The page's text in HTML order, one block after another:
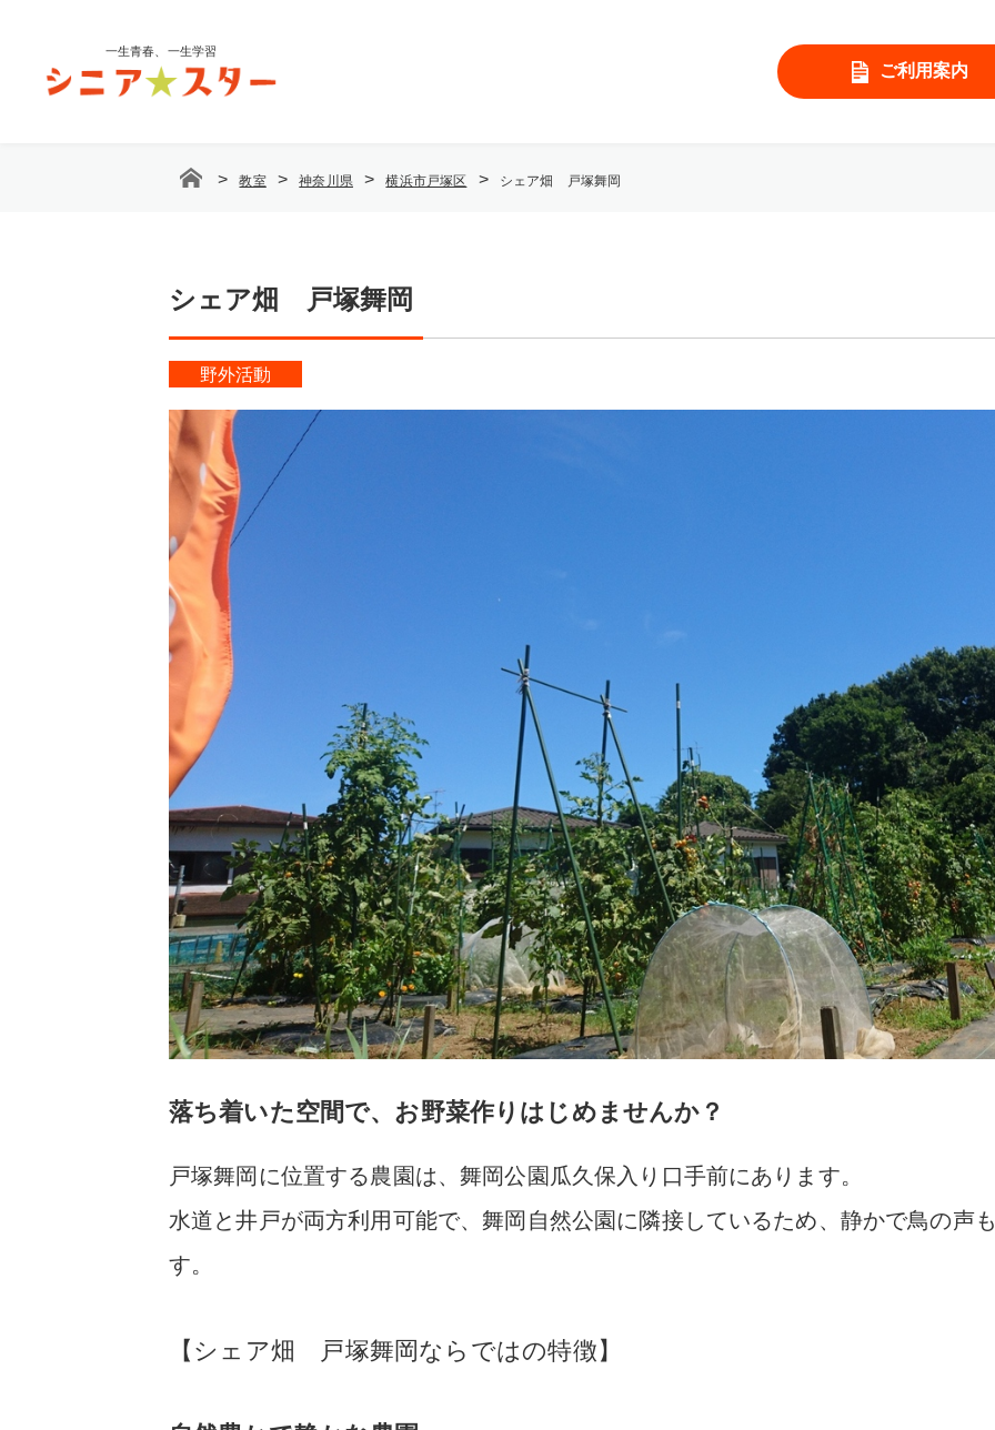
一生青春、一生学習
ご利用案内
> 教室 > 神奈川県 > 横浜市戸塚区 > シェア畑 戸塚舞岡
シェア畑 戸塚舞岡
野外活動
落ち着いた空間で、お野菜作りはじめませんか？
戸塚舞岡に位置する農園は、舞岡公園瓜久保入り口手前にあります。
水道と井戸が両方利用可能で、舞岡自然公園に隣接しているため、静かで鳥の声
す。
【シェア畑 戸塚舞岡ならではの特徴】